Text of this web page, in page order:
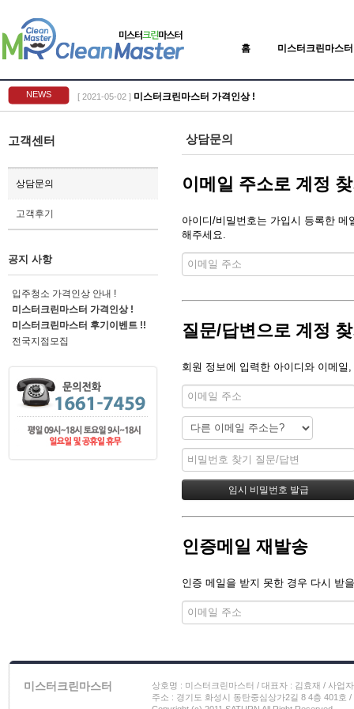
홈 미스터크린마스터
NEWS [ 2021-05-02 ] 미스터크린마스터 가격인상 !
상담문의
이메일 주소로 계정
아이디/비밀번호는 가입시 등록한
해주세요.
질문/답변으로 계정
회원 정보에 입력한 아이디와 이메
인증메일 재발송
인증 메일을 받지 못한 경우 다시 받
고객센터
상담문의
고객후기
공지 사항
입주청소 가격인상 안내 !
미스터크린마스터 가격인상 !
미스터크린마스터 후기이벤트 !!
전국지점모집
미스터크린마스터
상호명 : 미스터크린마스터 / 대표자 : 김효재 / 사업
주소 : 경기도 화성시 동탄중심상가2길 8 4층 401호